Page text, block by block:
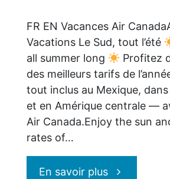
FR EN Vacances Air
Vacations Le Sud, tout l’été
all summer long
Profitez
des meilleurs tarifs de
tout inclus au Mexique,
et en Amérique centrale —
Air Canada.Enjoy the sun
rates of…
En savoir plus"Le